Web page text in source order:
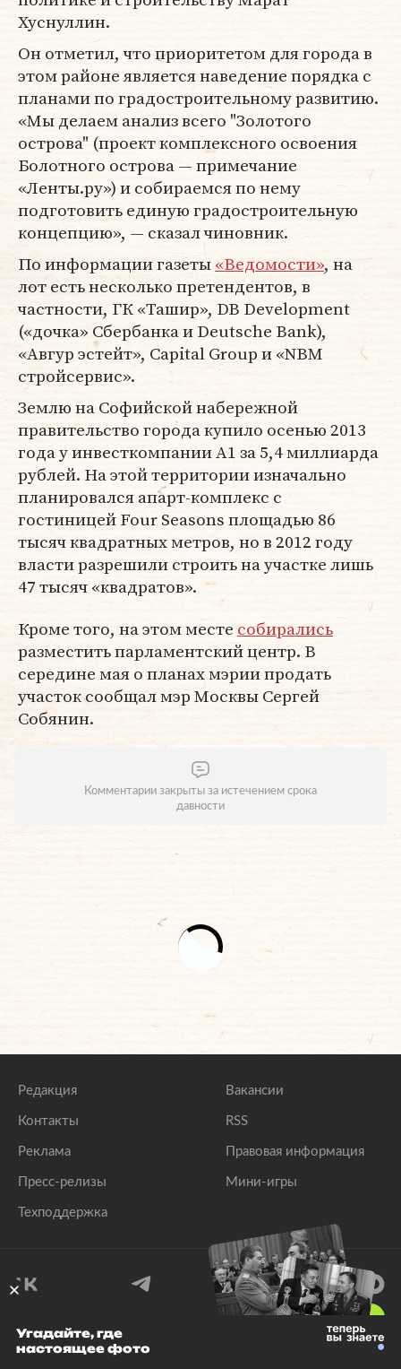
Хуснуллин.
Он отметил, что приоритетом для города в
этом районе является наведение порядка с
планами по градостроительному развитию.
«Мы делаем анализ всего "Золотого
острова" (проект комплексного освоения
Болотного острова — примечание
«Ленты.ру») и собираемся по нему
подготовить единую градостроительную
концепцию», — сказал чиновник.
По информации газеты«Ведомости», на
лот есть несколько претендентов, в
частности, ГК «Ташир», DB Development
(«дочка» Сбербанка и Deutsche Bank),
«Авгур эстейт», Capital Group и «NBM
стройсервис».
Землю на Софийской набережной
правительство города купило осенью 2013
года у инвесткомпании А1 за 5,4 миллиарда
рублей. На этой территории изначально
планировался апарт-комплекс с
гостиницей Four Seasons площадью 86
тысяч квадратных метров, но в 2012 году
власти разрешили строить на участке лишь
47 тысяч «квадратов».
Кроме того, на этом месте собирались
разместить парламентский центр. В
середине мая о планах мэрии продать
участок сообщал мэр Москвы Сергей
Собянин.
Комментарии закрыты за истечением срока
давности
Редакция
Контакты
Реклама
Пресс-релизы
Техподдержка
Вакансии
RSS
Правовая информация
Мини-игры
© 1999–2026 Все права защищены.
Угадайте, где
настоящее фото